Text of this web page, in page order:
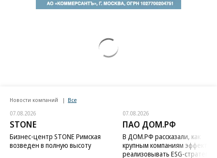
Новости компаний Все
07.08.2026
STONE
Бизнес-центр STONE Римская
возведен в полную высоту
07.08.2026
ПАО ДОМ.РФ
В ДОМ.РФ рассказали, как
крупным компаниям
реализовывать ESG-стратегию